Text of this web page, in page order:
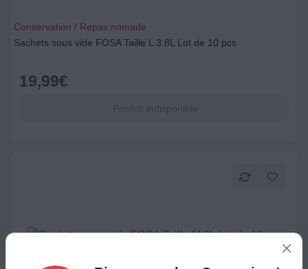
Conservation / Repas nomade
Sachets sous vide FOSA Taille L 3.8L Lot de 10 pcs
19,99€
Produit indisponible